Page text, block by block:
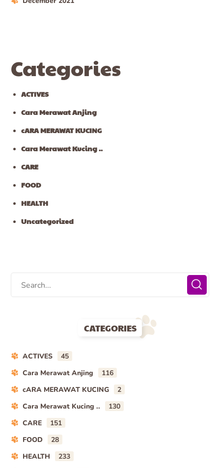
Categories
ACTIVES
Cara Merawat Anjing
cARA MERAWAT KUCING
Cara Merawat Kucing ..
CARE
FOOD
HEALTH
Uncategorized
CATEGORIES
ACTIVES
45
Cara Merawat Anjing
116
cARA MERAWAT KUCING
2
Cara Merawat Kucing ..
130
CARE
151
FOOD
28
HEALTH
233